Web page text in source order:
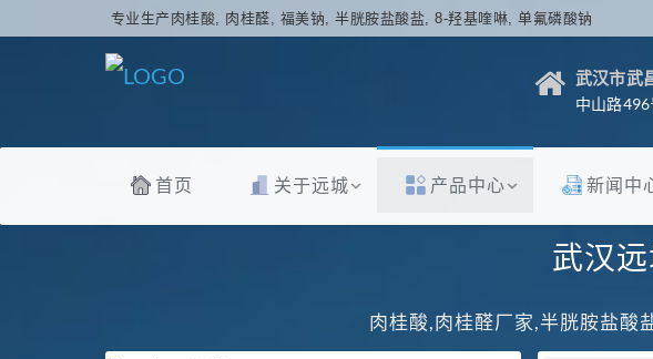
专业生产肉桂酸, 肉桂醛, 福美钠, 半胱胺盐酸盐, 8-羟基喹啉, 单氟磷酸钠
武汉市武
中山路496
首页 关于远城 产品中心 新闻中
武汉
肉桂酸,肉桂醛厂家,半胱胺盐酸